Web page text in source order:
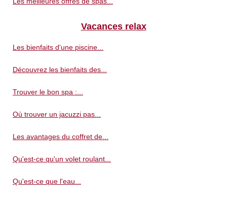
Vacances relax
Les bienfaits d'une piscine...
Découvrez les bienfaits des...
Trouver le bon spa :...
Où trouver un jacuzzi pas...
Les avantages du coffret de...
Qu'est-ce qu'un volet roulant...
Qu'est-ce que l'eau...